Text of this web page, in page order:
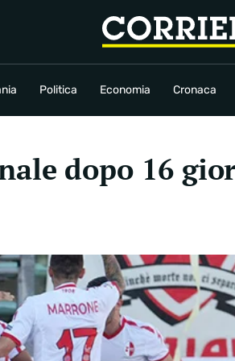
Politica Economia Cronaca
Cronaca Irpinia
dopo 16